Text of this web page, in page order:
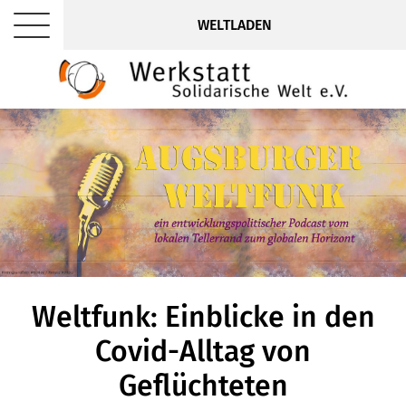
WELTLADEN
Weltfunk: Einblicke in den
Covid-Alltag von
Geflüchteten